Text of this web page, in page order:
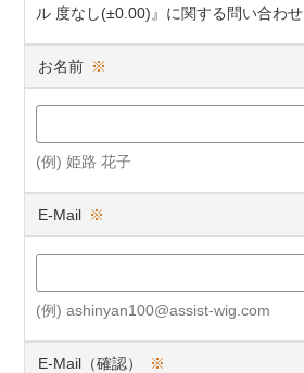
ル 度なし(±0.00)』に関する問い合わせ
お名前 ※
(例) 姫路 花子
E-Mail ※
(例) ashinyan100@assist-wig.com
E-Mail（確認） ※